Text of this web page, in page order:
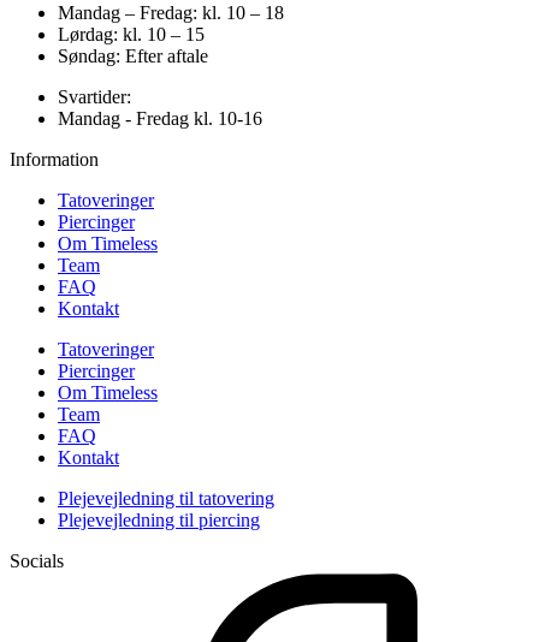
Mandag – Fredag: kl. 10 – 18
Lørdag: kl. 10 – 15
Søndag: Efter aftale
Svartider:
Mandag - Fredag kl. 10-16
Information
Tatoveringer
Piercinger
Om Timeless
Team
FAQ
Kontakt
Tatoveringer
Piercinger
Om Timeless
Team
FAQ
Kontakt
Plejevejledning til tatovering
Plejevejledning til piercing
Socials